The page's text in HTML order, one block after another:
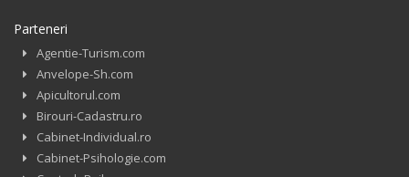
Parteneri
Agentie-Turism.com
Anvelope-Sh.com
Apicultorul.com
Birouri-Cadastru.ro
Cabinet-Individual.ro
Cabinet-Psihologie.com